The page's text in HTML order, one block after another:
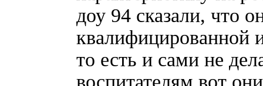
доу 94 сказали, что
квалифицированной
то есть и сами не
воспитателям вот